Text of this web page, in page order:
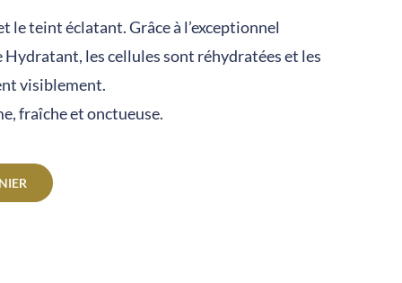
le teint éclatant. Grâce à l’exceptionnel
les cellules sont réhydratées et les
visiblement.
fraîche et onctueuse.